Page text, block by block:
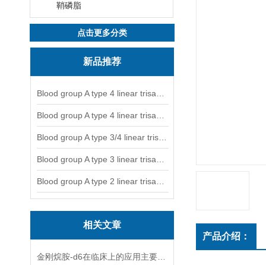
鞘磷脂
点击更多分类
新品推荐
相关文章
产品介绍：